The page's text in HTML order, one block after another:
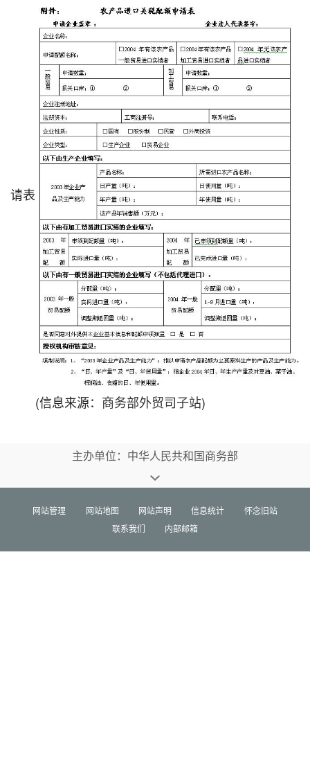
请表
(信息来源： 商务部外贸司子站)
主办单位：中华人民共和国商务部
网站管理 网站地图 网站声明 信息统计
怀念旧站
联系我们
内部邮箱